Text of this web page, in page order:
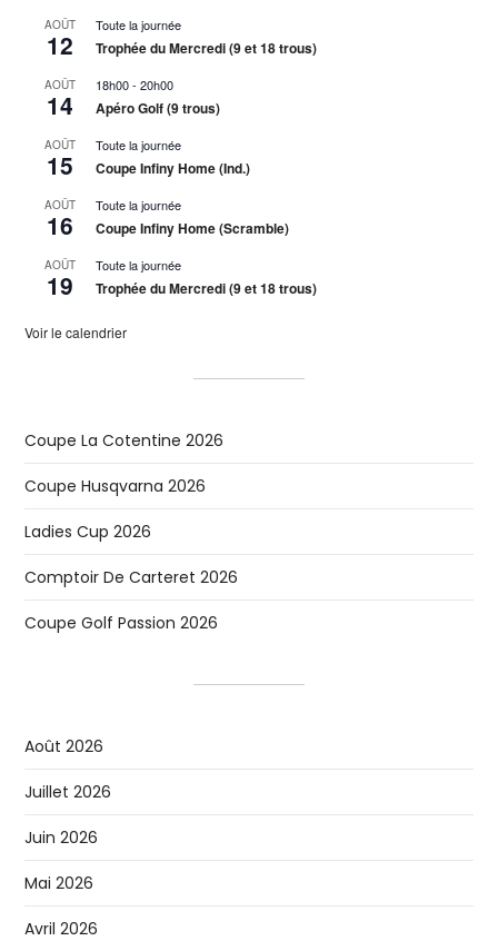
AOÛT
12
Toute la journée
Trophée du Mercredi (9 et 18 trous)
AOÛT
14
18h00-20h00
Apéro Golf (9 trous)
AOÛT
15
Toute la journée
Coupe Infiny Home (Ind.)
AOÛT
16
Toute la journée
Coupe Infiny Home (Scramble)
AOÛT
19
Toute la journée
Trophée du Mercredi (9 et 18 trous)
Voir le calendrier
Coupe La Cotentine 2026
Coupe Husqvarna 2026
Ladies Cup 2026
Comptoir De Carteret 2026
Coupe Golf Passion 2026
Août 2026
Juillet 2026
Juin 2026
Mai 2026
Avril 2026